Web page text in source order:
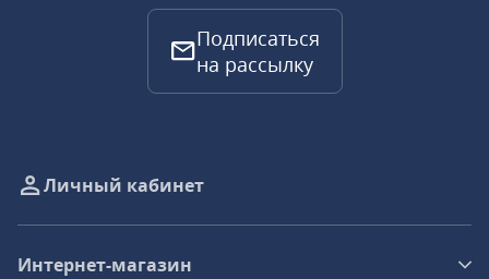
Подписаться
на рассылку
Личный кабинет
Интернет-магазин